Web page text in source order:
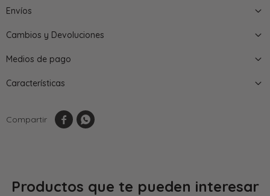
Envíos
Cambios y Devoluciones
Medios de pago
Características
 
Productos que te pueden interesar